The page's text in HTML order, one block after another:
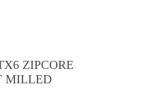
ZIPCORE
MILLED